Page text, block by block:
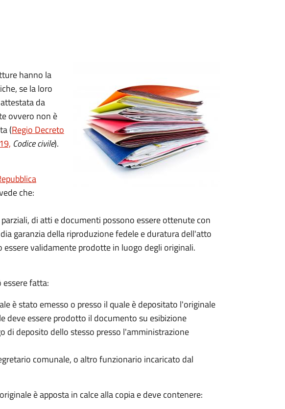
hanno la
se la loro
da
ovvero non è
(Regio Decreto
Codice civile).
che:
di atti e documenti possono essere ottenute con
garanzia della riproduzione fedele e duratura dell'atto
essere validamente prodotte in luogo degli originali.
essere fatta:
è stato emesso o presso il quale è depositato l'originale
deve essere prodotto il documento su esibizione
di deposito dello stesso presso l'amministrazione
comunale, o altro funzionario incaricato dal
è apposta in calce alla copia e deve contenere: